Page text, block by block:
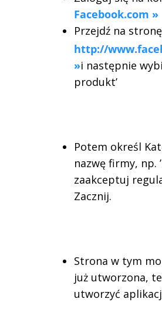
Facebook.com »
Przejdź na stronę
http://
»i następnie
produkt’
Potem określ
nazwę firmy, np. ’
zaakceptuj
Zacznij.
Strona w tym
już utworzona,
utworzyć